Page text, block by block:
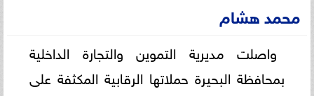
محمد هشام
واصلت مديرية التموين والتجارة الداخلية
بمحافظة البحيرة حملاتها الرقابية المكثفة على